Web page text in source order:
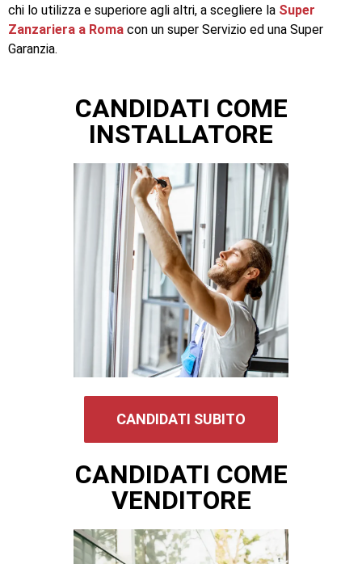
chi lo utilizza e superiore agli altri, a scegliere la Super
Zanzariera a Roma con un super Servizio ed una Super
Garanzia.
CANDIDATI COME
INSTALLATORE
CANDIDATI SUBITO
CANDIDATI COME
VENDITORE